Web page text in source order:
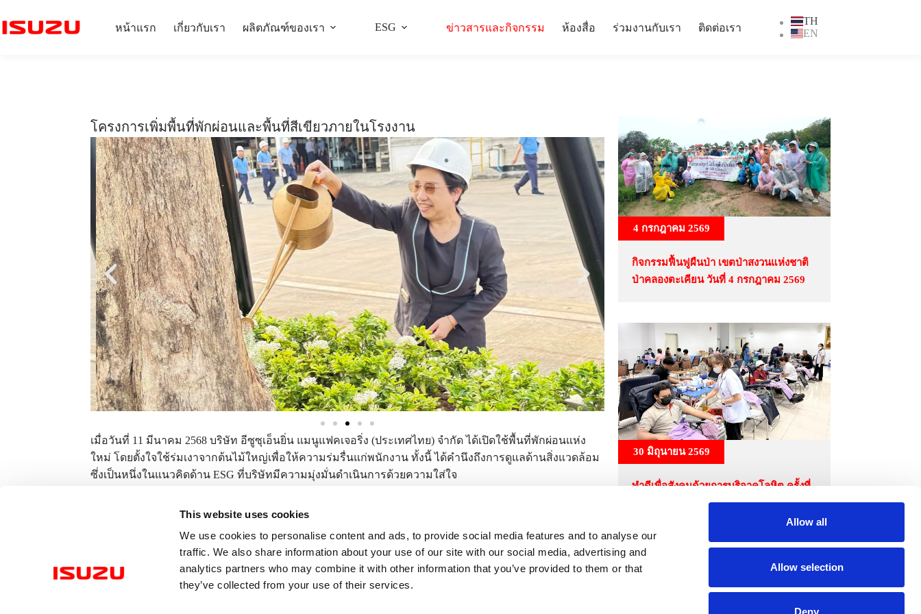
This website uses cookies
We use cookies to personalise content and ads, to provide social media features and to analyse our
traffic. We also share information about your use of our site with our social media, advertising and
analytics partners who may combine it with other information that you’ve provided to them or that
they’ve collected from your use of their services.
Allow all
Allow selection
Deny
หน้าแรก เกี่ยวกับเรา ผลิตภัณฑ์ของเรา ESG ข่าวสารและกิจกรรม ห้องสื่อ ร่วมงานกับเรา ติดต่อเรา
TH
EN
โครงการเพิ่มพื้นที่พักผ่อนและพื้นที่สีเขียวภายในโรงงาน
เมื่อวันที่ 11 มีนาคม 2568 บริษัท อีซูซุเอ็นยิ่น แมนูแฟคเจอริ่ง (ประเทศไทย) จำกัด ได้เปิดใช้พื้นที่พักผ่อนแห่ง
ใหม่ โดยตั้งใจใช้ร่มเงาจากต้นไม้ใหญ่เพื่อให้ความร่มรื่นแก่พนักงาน ทั้งนี้ ได้คำนึงถึงการดูแลด้านสิ่งแวดล้อม
ซึ่งเป็นหนึ่งในแนวคิดด้าน ESG ที่บริษัทมีความมุ่งมั่นดำเนินการด้วยความใส่ใจ
4 กรกฎาคม 2569
กิจกรรมฟื้นฟูผืนป่า เขตป่าสงวนแห่งชาติ
ป่าคลองตะเคียน วันที่ 4 กรกฎาคม 2569
30 มิถุนายน 2569
ทำดีเพื่อสังคมด้วยการบริจาคโลหิต ครั้งที่
12 วันที่ 30 มิถุนายน 2569